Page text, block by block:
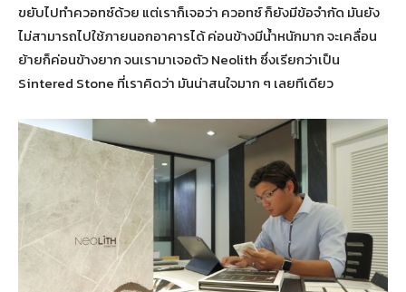
ขยับไปทำควอทซ์ด้วย แต่เราก็เจอว่า ควอทซ์ ก็ยังมีข้อจำกัด มันยัง
ไม่สามารถไปใช้ภายนอกอาคารได้ ค่อนข้างมีน้ำหนักมาก จะเคลื่อน
ย้ายก็ค่อนข้างยาก จนเรามาเจอตัว Neolith ซึ่งเรียกว่าเป็น
Sintered Stone ที่เราคิดว่า มันน่าสนใจมาก ๆ เลยทีเดียว